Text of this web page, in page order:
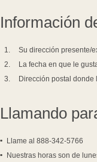
Información
Su dirección presente/
La fecha en que le
Dirección postal donde
Llamando
Llame al 888-342-5766
Nuestras horas son de